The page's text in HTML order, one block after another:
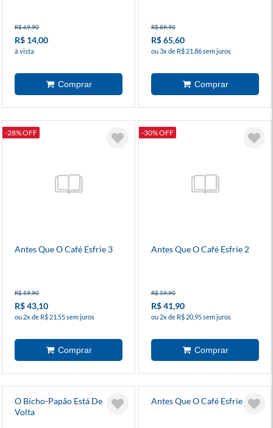
R$ 69,90
R$ 14,00
à vista
R$ 89,90
R$ 65,60
ou 3x de R$ 21,86 sem juros
-28% OFF
Antes Que O Café Esfrie 3
R$ 59,90
R$ 43,10
ou 2x de R$ 21,55 sem juros
-30% OFF
Antes Que O Café Esfrie 2
R$ 59,90
R$ 41,90
ou 2x de R$ 20,95 sem juros
O Bicho-Papão Está De
Volta
Antes Que O Café Esfrie 3